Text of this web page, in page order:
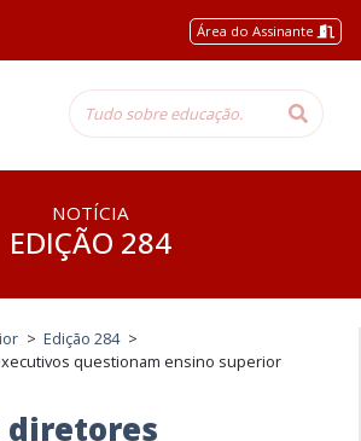
Área do Assinante
NOTÍCIA
EDIÇÃO 284
> Edição 284 >
questionam ensino superior
diretores